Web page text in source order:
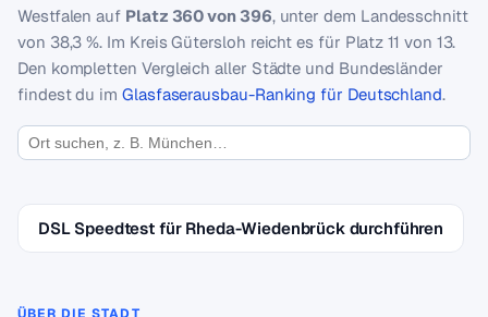
Westfalen auf Platz 360 von 396, unter dem Landesschnitt
von 38,3 %. Im Kreis Gütersloh reicht es für Platz 11 von 13.
Den kompletten Vergleich aller Städte und Bundesländer
findest du im Glasfaserausbau-Ranking für Deutschland.
DSL Speedtest für Rheda-Wiedenbrück durchführen